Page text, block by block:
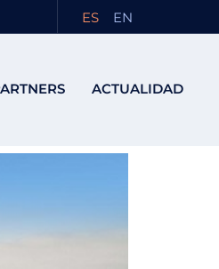
ES EN
ACTUALIDAD